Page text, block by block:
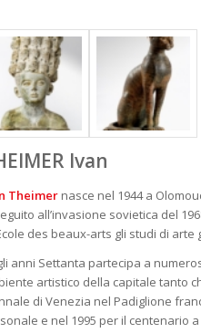
Ivan
Theimer nasce nel 1944 a
all’invasione sovietica del
des beaux-arts gli studi di arte
anni Settanta partecipa a
artistico della capitale tanto
di Venezia nel Padiglione
e nel 1995 per il centenario